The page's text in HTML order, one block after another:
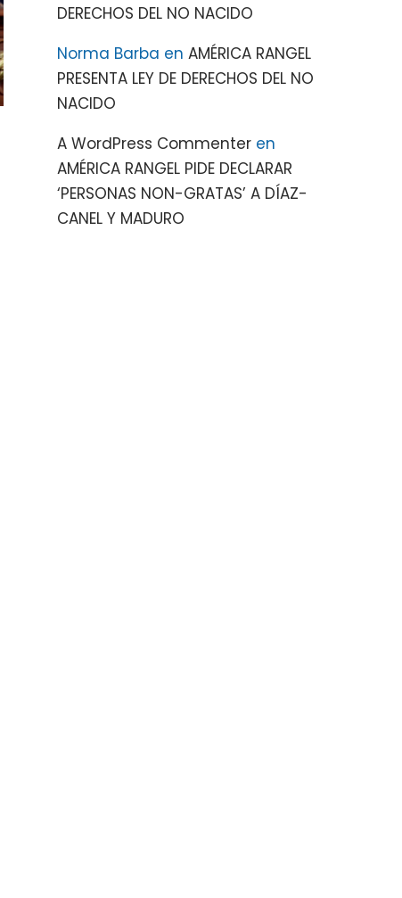
DERECHOS DEL NO NACIDO
Norma Barba enAMÉRICA RANGEL
PRESENTA LEY DE DERECHOS DEL NO
NACIDO
A WordPress Commenter en
AMÉRICA RANGEL PIDE DECLARAR
‘PERSONAS NON-GRATAS’ A DÍAZ-
CANEL Y MADURO